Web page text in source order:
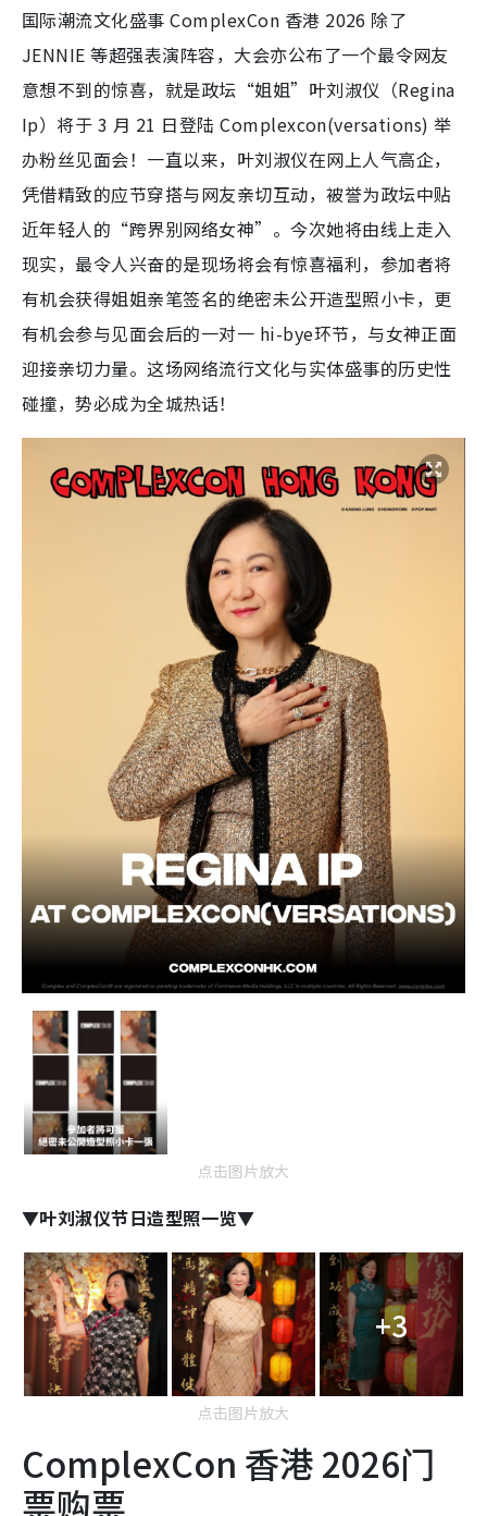
国际潮流文化盛事 ComplexCon 香港 2026 除了
JENNIE 等超强表演阵容，大会亦公布了一个最令网友
意想不到的惊喜，就是政坛“姐姐”叶刘淑仪（Regina
Ip）将于 3 月 21 日登陆 Complexcon(versations) 举
办粉丝见面会！一直以来，叶刘淑仪在网上人气高企，
凭借精致的应节穿搭与网友亲切互动，被誉为政坛中贴
近年轻人的“跨界别网络女神”。今次她将由线上走入
现实，最令人兴奋的是现场将会有惊喜福利，参加者将
有机会获得姐姐亲笔签名的绝密未公开造型照小卡，更
有机会参与见面会后的一对一 hi-bye环节，与女神正面
迎接亲切力量。这场网络流行文化与实体盛事的历史性
碰撞，势必成为全城热话！
点击图片放大
▼叶刘淑仪节日造型照一览▼
+3
点击图片放大
ComplexCon 香港 2026门
票购票